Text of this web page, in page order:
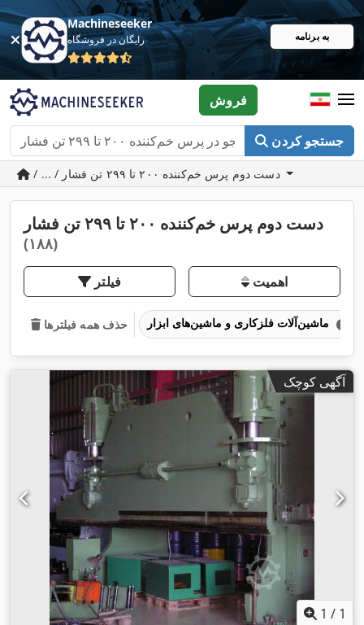
Machineseeker
رایگان در فروشگاه به برنامه
جستجو کردن
فروش
/ ... / دست دوم پرس خم‌کننده ۲۰۰ تا ۲۹۹ تن فشار
دست دوم پرس خم‌کننده ۲۰۰ تا ۲۹۹ تن فشار
(۱۸۸)
فیلتر اهمیت
حذف همه فیلترها
آگهی کوچک
1 / 1